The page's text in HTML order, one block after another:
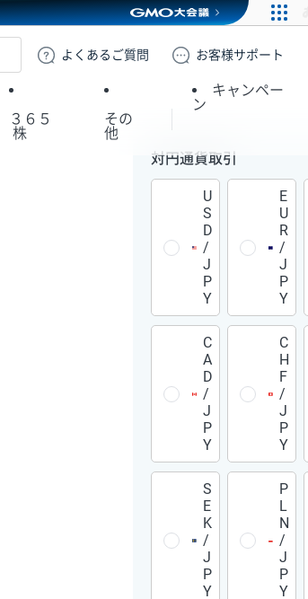
GMOクリック証券
よくある ご質問 お客様サポート
３６５
株
その
他
キャンペー
ン
対円通貨取引
U
S
D
/
J
P
Y
E
U
R
/
J
P
Y
C
A
D
/
J
P
Y
C
H
F
/
J
P
Y
S
E
K
/
J
P
Y
P
L
N
/
J
P
Y